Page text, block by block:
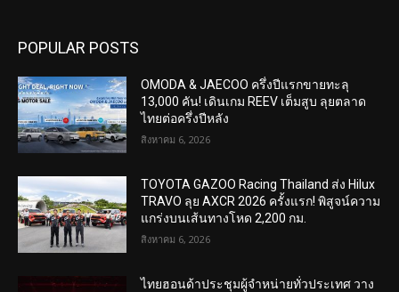
POPULAR POSTS
OMODA & JAECOO ครึ่งปีแรกขายทะลุ
13,000 คัน! เดินเกม REEV เต็มสูบ ลุยตลาด
ไทยต่อครึ่งปีหลัง
สิงหาคม 6, 2026
TOYOTA GAZOO Racing Thailand ส่ง Hilux
TRAVO ลุย AXCR 2026 ครั้งแรก! พิสูจน์ความ
แกร่งบนเส้นทางโหด 2,200 กม.
สิงหาคม 6, 2026
ไทยฮอนด้าประชุมผู้จำหน่ายทั่วประเทศ วาง